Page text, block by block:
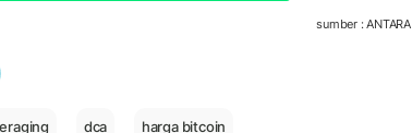
sumber : ANTARA
dca harga bitcoin